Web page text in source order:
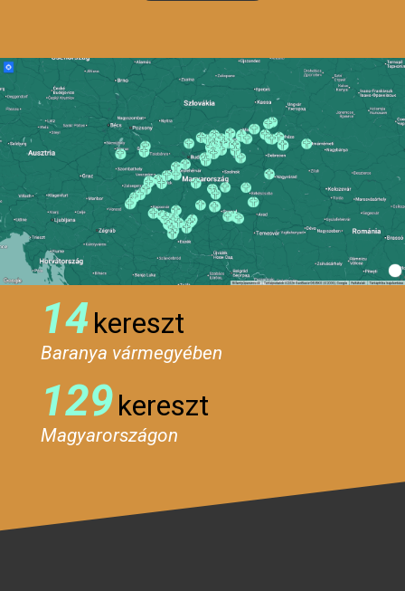
14kereszt
Baranya vármegyében
129kereszt
Magyarországon